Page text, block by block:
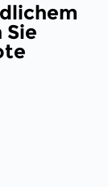
Sie